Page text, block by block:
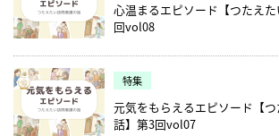
心温まるエピソード【つたえ
回vol08
特集
元気をもらえるエピソード【
話】第3回vol07